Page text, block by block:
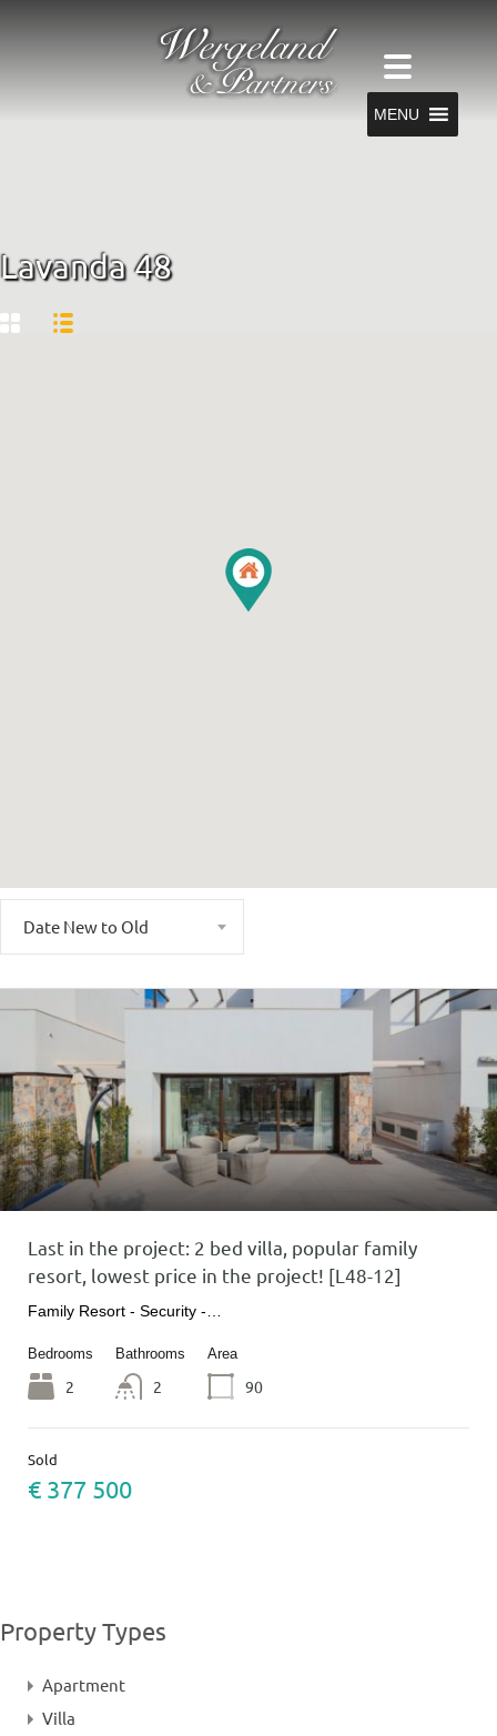
MENU
Lavanda 48
Date New to Old
Last in the project: 2 bed villa, popular family
resort, lowest price in the project! [L48-12]
Family Resort - Security -…
Bedrooms
2
Bathrooms
2
Area
90
Sold
€ 377 500
Property Types
Apartment
Villa